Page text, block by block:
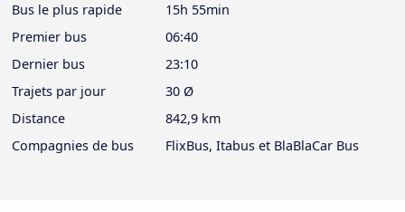
Bus le plus rapide
15h 55min
Premier bus
06:40
Dernier bus
23:10
Trajets par jour
30 Ø
Distance
842,9 km
Compagnies de bus
FlixBus, Itabus et BlaBlaCar Bus